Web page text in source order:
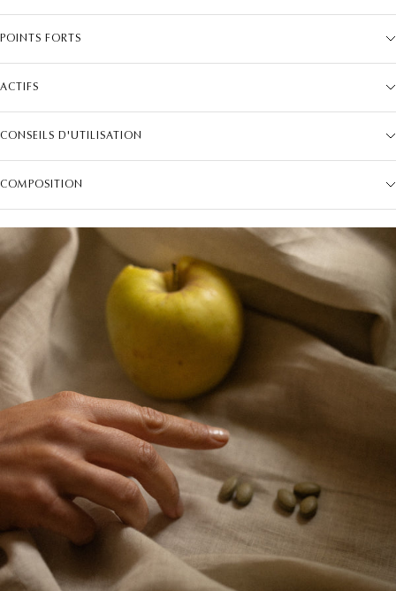
POINTS FORTS
ACTIFS
CONSEILS D'UTILISATION
COMPOSITION